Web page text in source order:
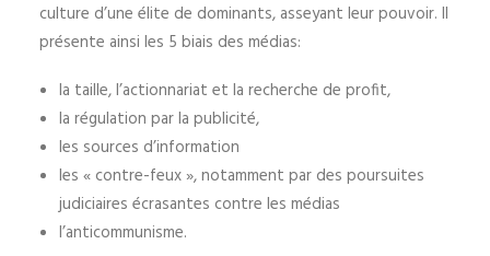
culture d’une élite de dominants, asseyant leur pouvoir. Il
présente ainsi les 5 biais des médias:
la taille, l’actionnariat et la recherche de profit,
la régulation par la publicité,
les sources d’information
les « contre-feux », notamment par des poursuites
judiciaires écrasantes contre les médias
l’anticommunisme.